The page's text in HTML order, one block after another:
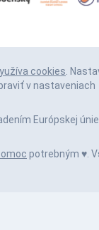
cookies.
v nastaveniach
Európskej únie
potrebným ♥️.